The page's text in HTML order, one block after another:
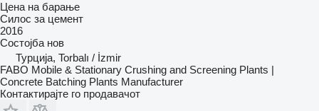
Цена на барање
Силос за цемент
2016
Состојба нов
Турција, Torbalı / İzmir
FABO Mobile & Stationary Crushing and Screening Plants |
Concrete Batching Plants Manufacturer
Контактирајте го продавачот